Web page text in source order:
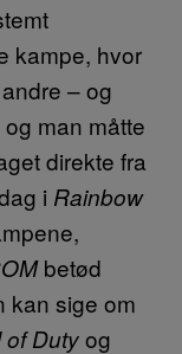
kampe, hvor
– og
man måtte
direkte fra
i Rainbow
betød
kan sige om
of Dutyog